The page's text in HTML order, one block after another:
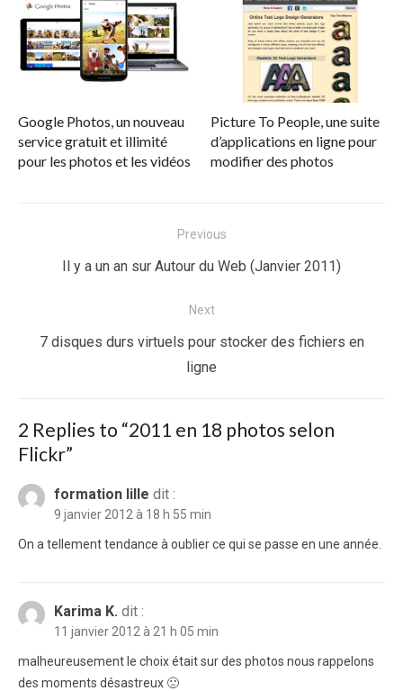
Google Photos, un nouveau
service gratuit et illimité
pour les photos et les vidéos
Picture To People, une suite
d’applications en ligne pour
modifier des photos
Previous
Previous
Il y a un an sur Autour du Web (Janvier 2011)
Next
Next
7 disques durs virtuels pour stocker des fichiers en
ligne
2 Replies to “2011 en 18 photos selon
Flickr”
formation lille dit :
9 janvier 2012 à 18 h 55 min
On a tellement tendance à oublier ce qui se passe en une année.
Karima K. dit :
11 janvier 2012 à 21 h 05 min
malheureusement le choix était sur des photos nous rappelons
des moments désastreux 🙁